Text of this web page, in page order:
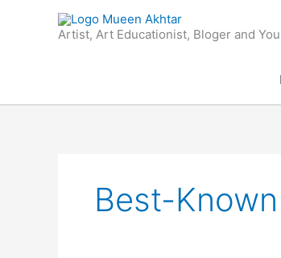
Artist, Art Educationist, Bloger and
Best-